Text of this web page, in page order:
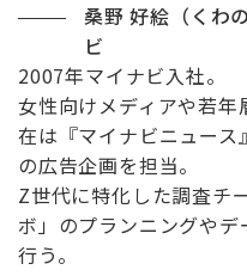
桑野 好絵（くわ
ビ
2007年マイナビ入社。
女性向けメディアや若
在は『マイナビニュー
の広告企画を担当。
Z世代に特化した調査チ
ボ」のプランニングや
行う。